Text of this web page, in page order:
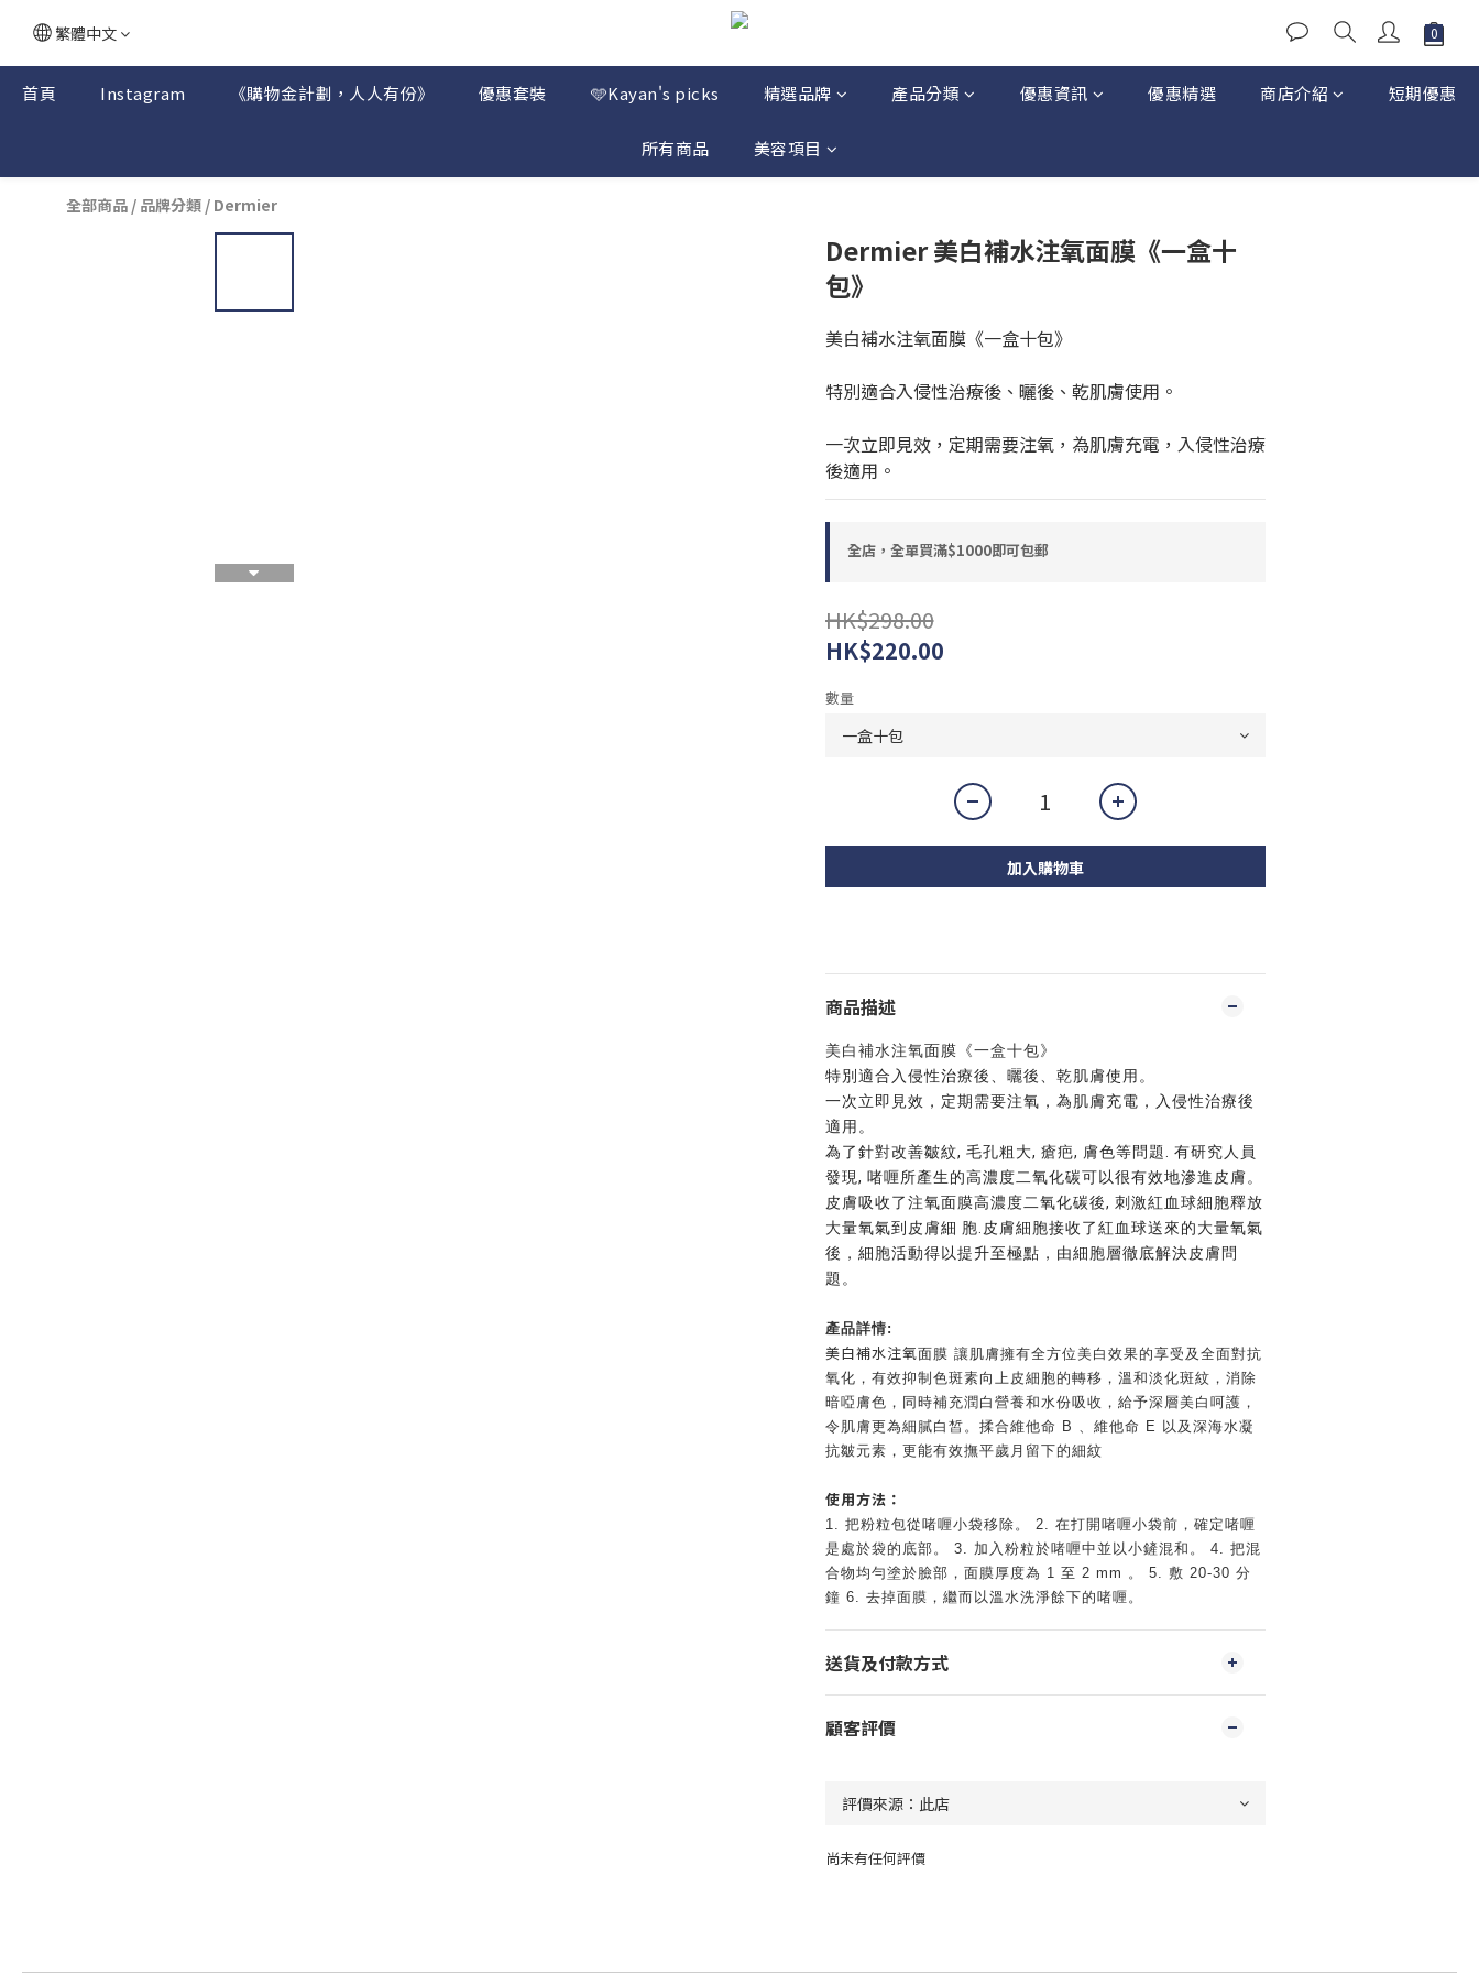
繁體中文
首頁 Instagram 《購物金計劃，人人有份》 優惠套裝 🩵Kayan's picks 精選品牌 產品分類 優惠資訊 優惠精選 商店介紹 短期優惠
所有商品 美容項目
全部商品 / 品牌分類 / Dermier
Dermier 美白補水注氧面膜《一盒十
包》
美白補水注氧面膜《一盒十包》
特別適合入侵性治療後、曬後、乾肌膚使用。
一次立即見效，定期需要注氧，為肌膚充電，入侵性治療
後適用。
全店，全單買滿$1000即可包郵
HK$298.00
HK$220.00
數量
加入購物車
商品描述
美白補水注氧面膜 《一盒十包》
特別適合入侵性治療後、曬後、乾肌膚使用。
一次立即見效，定期需要注氧，為肌膚充電，入侵性治療後
適用。
為了針對改善皺紋, 毛孔粗大, 瘡疤, 膚色等問題. 有研究人員
發現, 啫喱所產生的高濃度二氧化碳可以很有效地滲進皮膚。
皮膚吸收了注氧面膜高濃度二氧化碳後, 刺激紅血球細胞釋放
大量氧氣到皮膚細 胞.皮膚細胞接收了紅血球送來的大量氧氣
後，細胞活動得以提升至極點，由細胞層徹底解決皮膚問
題。
產品詳情:
美白補水注氧面膜 讓肌膚擁有全方位美白效果的享受及全面對抗
氧化，有效抑制色斑素向上皮細胞的轉移，溫和淡化斑紋，消除
暗啞膚色，同時補充潤白營養和水份吸收，給予深層美白呵護，
令肌膚更為細膩白皙。揉合維他命 B 、維他命 E 以及深海水凝
抗皺元素，更能有效撫平歲月留下的細紋
使用方法：
1. 把粉粒包從啫喱小袋移除。 2. 在打開啫喱小袋前，確定啫喱
是處於袋的底部。 3. 加入粉粒於啫喱中並以小鏟混和。 4. 把混
合物均勻塗於臉部，面膜厚度為 1 至 2 mm 。 5. 敷 20-30 分
鐘 6. 去掉面膜，繼而以溫水洗淨餘下的啫喱。
送貨及付款方式
顧客評價
尚未有任何評價